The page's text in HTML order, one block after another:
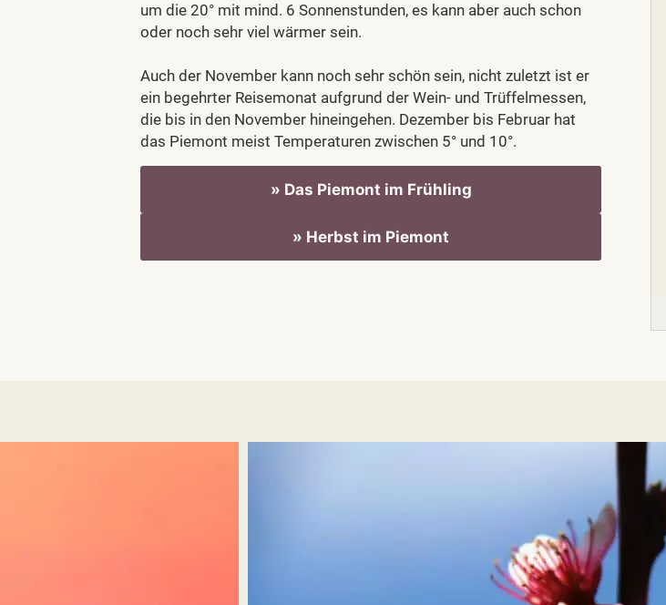
um die 20° mit mind. 6 Sonnenstunden, es kann aber auch schon
oder noch sehr viel wärmer sein.
Auch der November kann noch sehr schön sein, nicht zuletzt ist er
ein begehrter Reisemonat aufgrund der Wein- und Trüffelmessen,
die bis in den November hineingehen. Dezember bis Februar hat
das Piemont meist Temperaturen zwischen 5° und 10°.
» Das Piemont im Frühling
» Herbst im Piemont